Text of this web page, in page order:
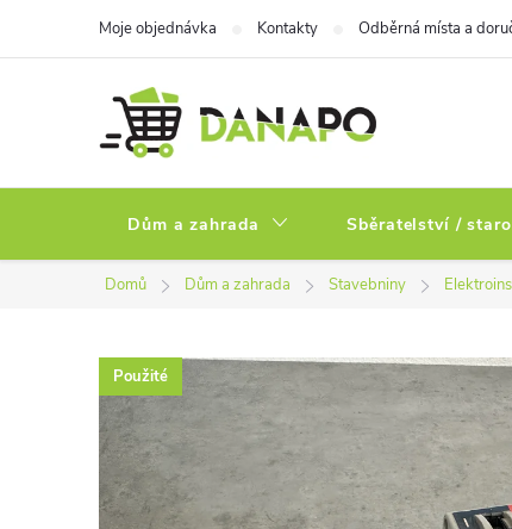
Moje objednávka Kontakty Odběrná místa a
Dům a zahrada Sběratelství /
Domů Dům a zahrada Stavebniny
Použité